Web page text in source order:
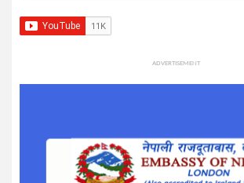
ADVERTISEMENT